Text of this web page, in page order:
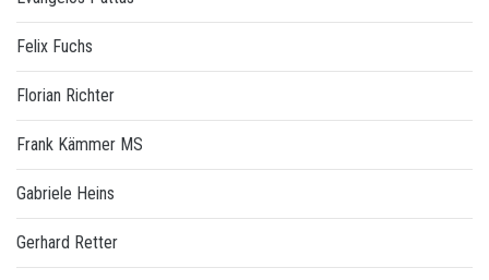
Felix Fuchs
Florian Richter
Frank Kämmer MS
Gabriele Heins
Gerhard Retter